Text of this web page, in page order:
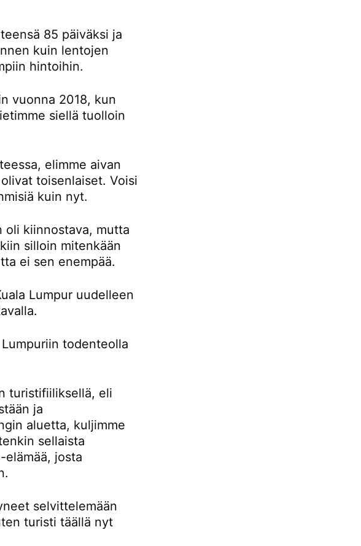
85 päiväksi ja
kuin lentojen
hintoihin.
vuonna 2018, kun
siellä tuolloin
elimme aivan
toisenlaiset. Voisi
kuin nyt.
oli kiinnostava, mutta
silloin mitenkään
ei sen enempää.
Lumpur uudelleen
todenteolla
turistifiiliksellä, eli
ja
aluetta, kuljimme
sellaista
elämää, josta
selvittelemään
turisti täällä nyt